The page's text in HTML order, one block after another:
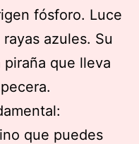
fósforo. Luce
azules. Su
que lleva
que puedes